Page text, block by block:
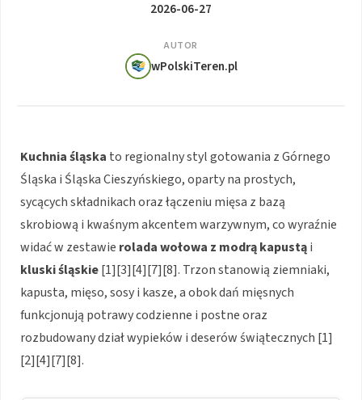
2026-06-27
AUTOR
wPolskiTeren.pl
Kuchnia śląska to regionalny styl gotowania z Górnego
Śląska i Śląska Cieszyńskiego, oparty na prostych,
sycących składnikach oraz łączeniu mięsa z bazą
skrobiową i kwaśnym akcentem warzywnym, co wyraźnie
widać w zestawie rolada wołowa z modrą kapustąi
kluski śląskie[1][3][4][7][8]. Trzon stanowią ziemniaki,
kapusta, mięso, sosy i kasze, a obok dań mięsnych
funkcjonują potrawy codzienne i postne oraz
rozbudowany dział wypieków i deserów świątecznych [1]
[2][4][7][8].